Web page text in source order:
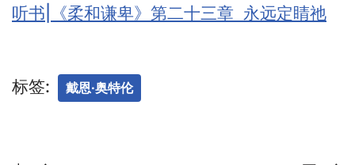
听书|《柔和谦卑》第二十三章 永远定睛祂
标签: 戴恩·奥特伦